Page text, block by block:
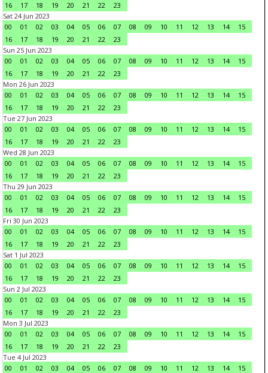
16
17 18 19 20 21 22
23
Sat 24 Jun 2023
00
01 02 03 04 05 06 07 08 09 10 11 12 13 14
15
16
17 18 19 20 21 22
23
Sun 25 Jun 2023
00
01 02 03 04 05 06 07 08 09 10 11 12 13 14
15
16
17 18 19 20 21 22
23
Mon 26 Jun 2023
00
01 02 03 04 05 06 07 08 09 10 11 12 13 14
15
16
17 18 19 20 21 22
23
Tue 27 Jun 2023
00
01 02 03 04 05 06 07 08 09 10 11 12 13 14
15
16
17 18 19 20 21 22
23
Wed 28 Jun 2023
00
01 02 03 04 05 06 07 08 09 10 11 12 13 14
15
16
17 18 19 20 21 22
23
Thu 29 Jun 2023
00
01 02 03 04 05 06 07 08 09 10 11 12 13 14
15
16
17 18 19 20 21 22
23
Fri 30 Jun 2023
00
01 02 03 04 05 06 07 08 09 10 11 12 13 14
15
16
17 18 19 20 21 22
23
Sat 1 Jul 2023
00
01 02 03 04 05 06 07 08 09 10 11 12 13 14
15
16
17 18 19 20 21 22
23
Sun 2 Jul 2023
00
01 02 03 04 05 06 07 08 09 10 11 12 13 14
15
16
17 18 19 20 21 22
23
Mon 3 Jul 2023
00
01 02 03 04 05 06 07 08 09 10 11 12 13 14
15
16
17 18 19 20 21 22
23
Tue 4 Jul 2023
00
01 02 03 04 05 06 07 08 09 10 11 12 13 14
15